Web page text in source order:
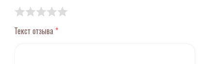
Текст отзыва *